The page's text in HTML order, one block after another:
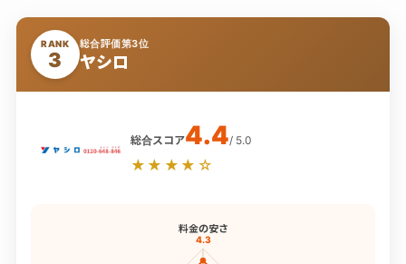
RANK
3
総合評価第3位
ヤシロ
総合スコア4.4/ 5.0
★★★★☆
料金の安さ
4.3